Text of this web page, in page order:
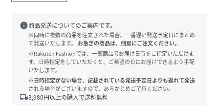
info商品発送についてのご案内です。
※同時に複数の商品を注文された場合、一番遅い発送予定日にまとめ
て発送いたします。
お急ぎの商品は、個別にご注文ください。
※Rakuten Fashionでは、一部商品でお届け日時をご指定いただけま
す。日時指定をしていただくと、ご希望の日にお届けできるよう手配
いたします。
※日時指定がない場合、記載されている発送予定日よりも遅れて発送
される場合がございますので、あらかじめご了承ください。
local_shipping3,980円以上の購入で送料無料